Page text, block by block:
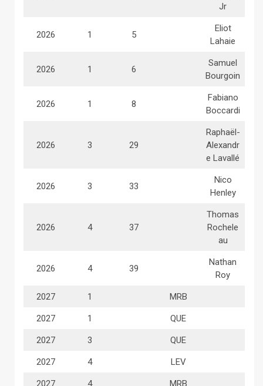
Jr
2026 1 5
Eliot
Lahaie
2026 1 6
Samuel
Bourgoin
2026 1 8
Fabiano
Boccardi
2026 3 29
Raphaël-
Alexandr
e Lavallé
2026 3 33
Nico
Henley
2026 4 37
Thomas
Rochele
au
2026 4 39
Nathan
Roy
2027 1 MRB
2027 1 QUE
2027 3 QUE
2027 4 LEV
2027 4 MRB